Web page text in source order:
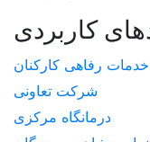
کاربردی
خدمات رفاهی کارکنان
شرکت تعاونی
درمانگاه مرکزی